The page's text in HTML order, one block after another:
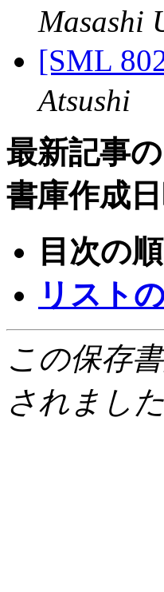
Masashi
[SML
Atsushi
最新記事
書庫作成
目次の
リスト
この保存
されまし